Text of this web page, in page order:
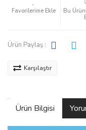
Bu
Ürün Paylaş :
Karşılaştır
Ürün Bilgisi